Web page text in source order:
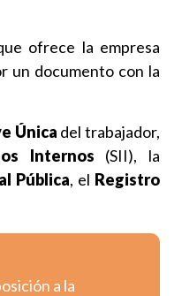
ofrece la empresa
un documento con la
Única del trabajador,
Internos (SII), la
Pública, el Registro
a la